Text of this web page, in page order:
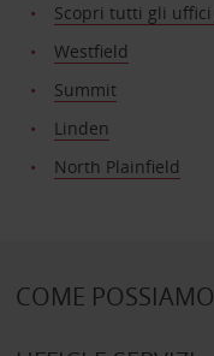
Scopri tutti gli
Westfield
Summit
Linden
North Plainfield
COME